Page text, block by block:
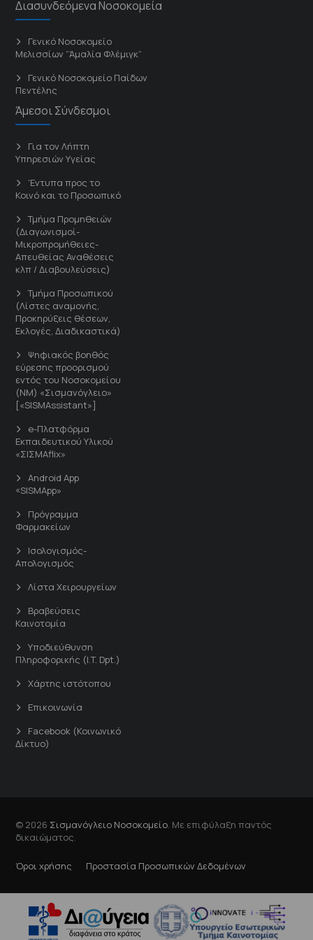
Διασυνδεόμενα Νοσοκομεία
Γενικό Νοσοκομείο
Μελισσίων “Άμαλία Φλέμιγκ”
Γενικό Νοσοκομείο Παίδων
Πεντέλης
Άμεσοι Σύνδεσμοι
Για τον Λήπτη
Υπηρεσιών Υγείας
'Εντυπα προς το
Κοινό και το Προσωπικό
Τμήμα Προμηθειών
(Διαγωνισμοί-
Μικροπρομήθειες-
Απευθείας Αναθέσεις
κλπ / Διαβουλεύσεις)
Τμήμα Προσωπικού
(Λίστες αναμονής,
Προκηρύξεις θέσεων,
Εκλογές, Διαδικαστικά)
Ψηφιακός βοηθός
εύρεσης προορισμού
εντός του Νοσοκομείου
(ΝΜ) «Σισμανόγλειο»
[«SISMAssistant»]
e-Πλατφόρμα
Εκπαιδευτικού Υλικού
«ΣΙΣΜΑflix»
Android App
«SISMApp»
Πρόγραμμα
Φαρμακείων
Ισολογισμός-
Απολογισμός
Λίστα Χειρουργείων
Βραβεύσεις
Καινοτομία
Υποδιεύθυνση
Πληροφορικής (I.T. Dpt.)
Χάρτης ιστότοπου
Επικοινωνία
Facebook (Κοινωνικό
Δίκτυο)
© 2026 Σισμανόγλειο Νοσοκομείο . Με επιφύλαξη παντός
δικαιώματος.
Όροι χρήσης Προστασία Προσωπικών Δεδομένων